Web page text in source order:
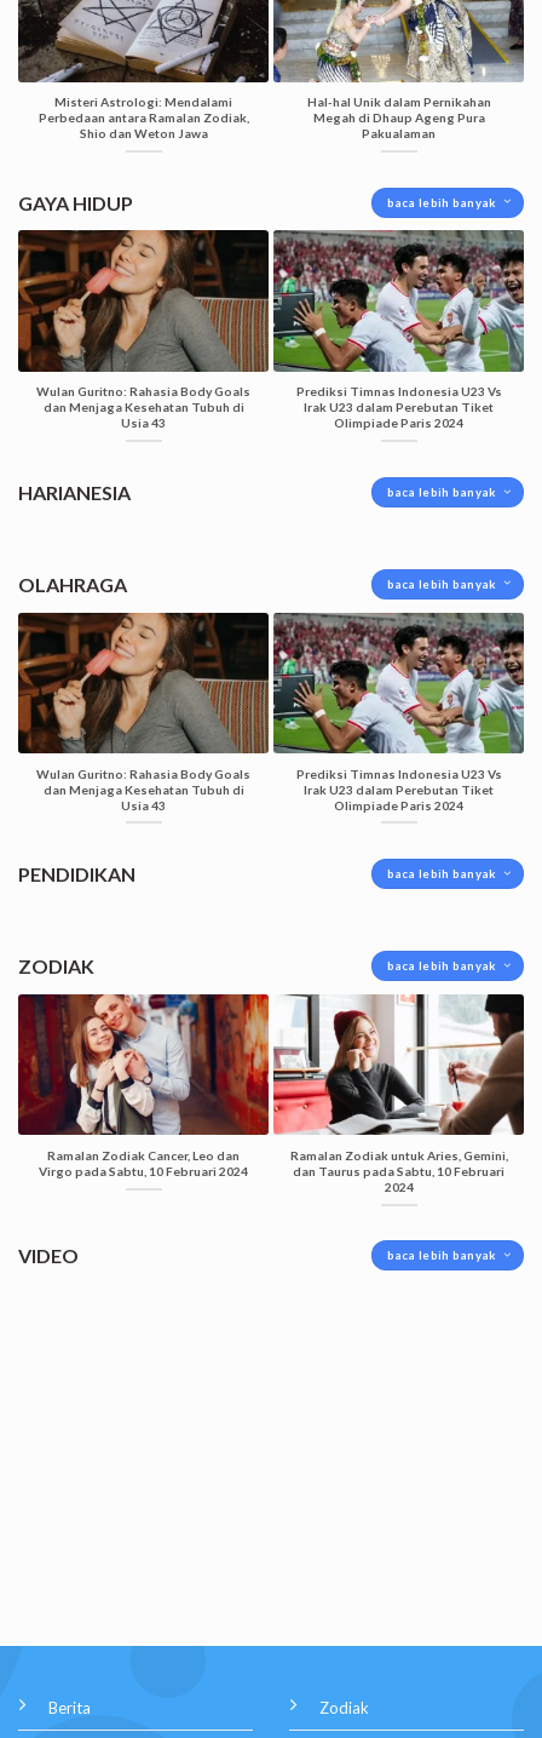
Misteri Astrologi: Mendalami
Perbedaan antara Ramalan Zodiak,
Shio dan Weton Jawa
Hal-hal Unik dalam Pernikahan
Megah di Dhaup Ageng Pura
Pakualaman
GAYA HIDUP baca lebih banyak
Wulan Guritno: Rahasia Body Goals
dan Menjaga Kesehatan Tubuh di
Usia 43
Prediksi Timnas Indonesia U23 Vs
Irak U23 dalam Perebutan Tiket
Olimpiade Paris 2024
HARIANESIA baca lebih banyak
OLAHRAGA baca lebih banyak
Wulan Guritno: Rahasia Body Goals
dan Menjaga Kesehatan Tubuh di
Usia 43
Prediksi Timnas Indonesia U23 Vs
Irak U23 dalam Perebutan Tiket
Olimpiade Paris 2024
PENDIDIKAN baca lebih banyak
ZODIAK baca lebih banyak
Ramalan Zodiak Cancer, Leo dan
Virgo pada Sabtu, 10 Februari 2024
Ramalan Zodiak untuk Aries, Gemini,
dan Taurus pada Sabtu, 10 Februari
2024
VIDEO baca lebih banyak
Berita Zodiak